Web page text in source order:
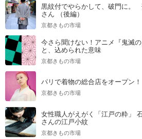
黒紋付でやらかして、破門に
さん （後編）
京都きもの市場
今さら聞けない！アニメ『鬼滅
と、込められた意味
京都きもの市場
パリで着物の総合店をオープン！
京都きもの市場
女性職人がえがく「江戸の粋」
さんの江戸小紋
京都きもの市場